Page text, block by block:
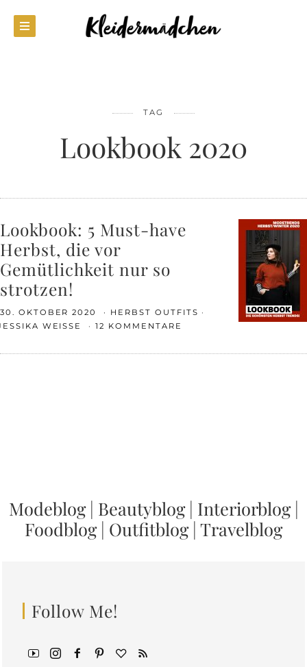
TAG
Lookbook 2020
Lookbook: 5 Must-have
Herbst, die vor
Gemütlichkeit nur so
strotzen!
30. OKTOBER 2020
HERBST OUTFITS
WEISSE
12 KOMMENTARE
Modeblog| Beautyblog| Interiorblog|
Foodblog| Outfitblog| Travelblog
Follow Me!